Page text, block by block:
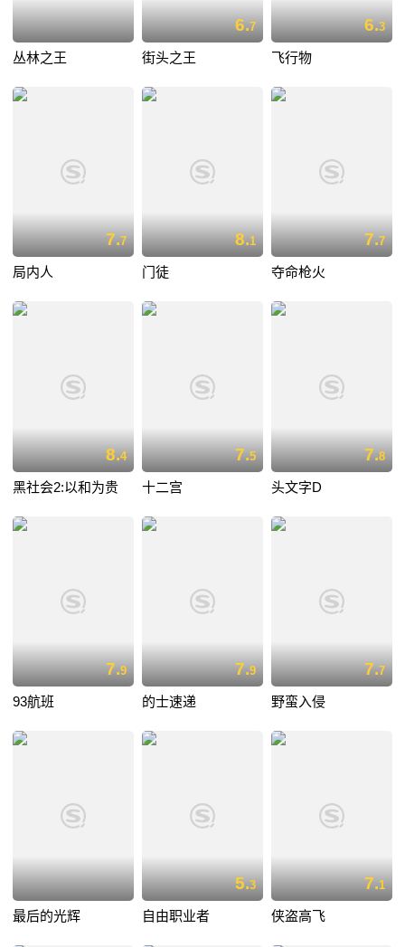
丛林之王
6.7
街头之王
6.3
飞行物
7.7
局内人
8.1
门徒
7.7
夺命枪火
8.4
黑社会2:以和为贵
7.5
十二宫
7.8
头文字D
7.9
93航班
7.9
的士速递
7.7
野蛮入侵
最后的光辉
5.3
自由职业者
7.1
侠盗高飞